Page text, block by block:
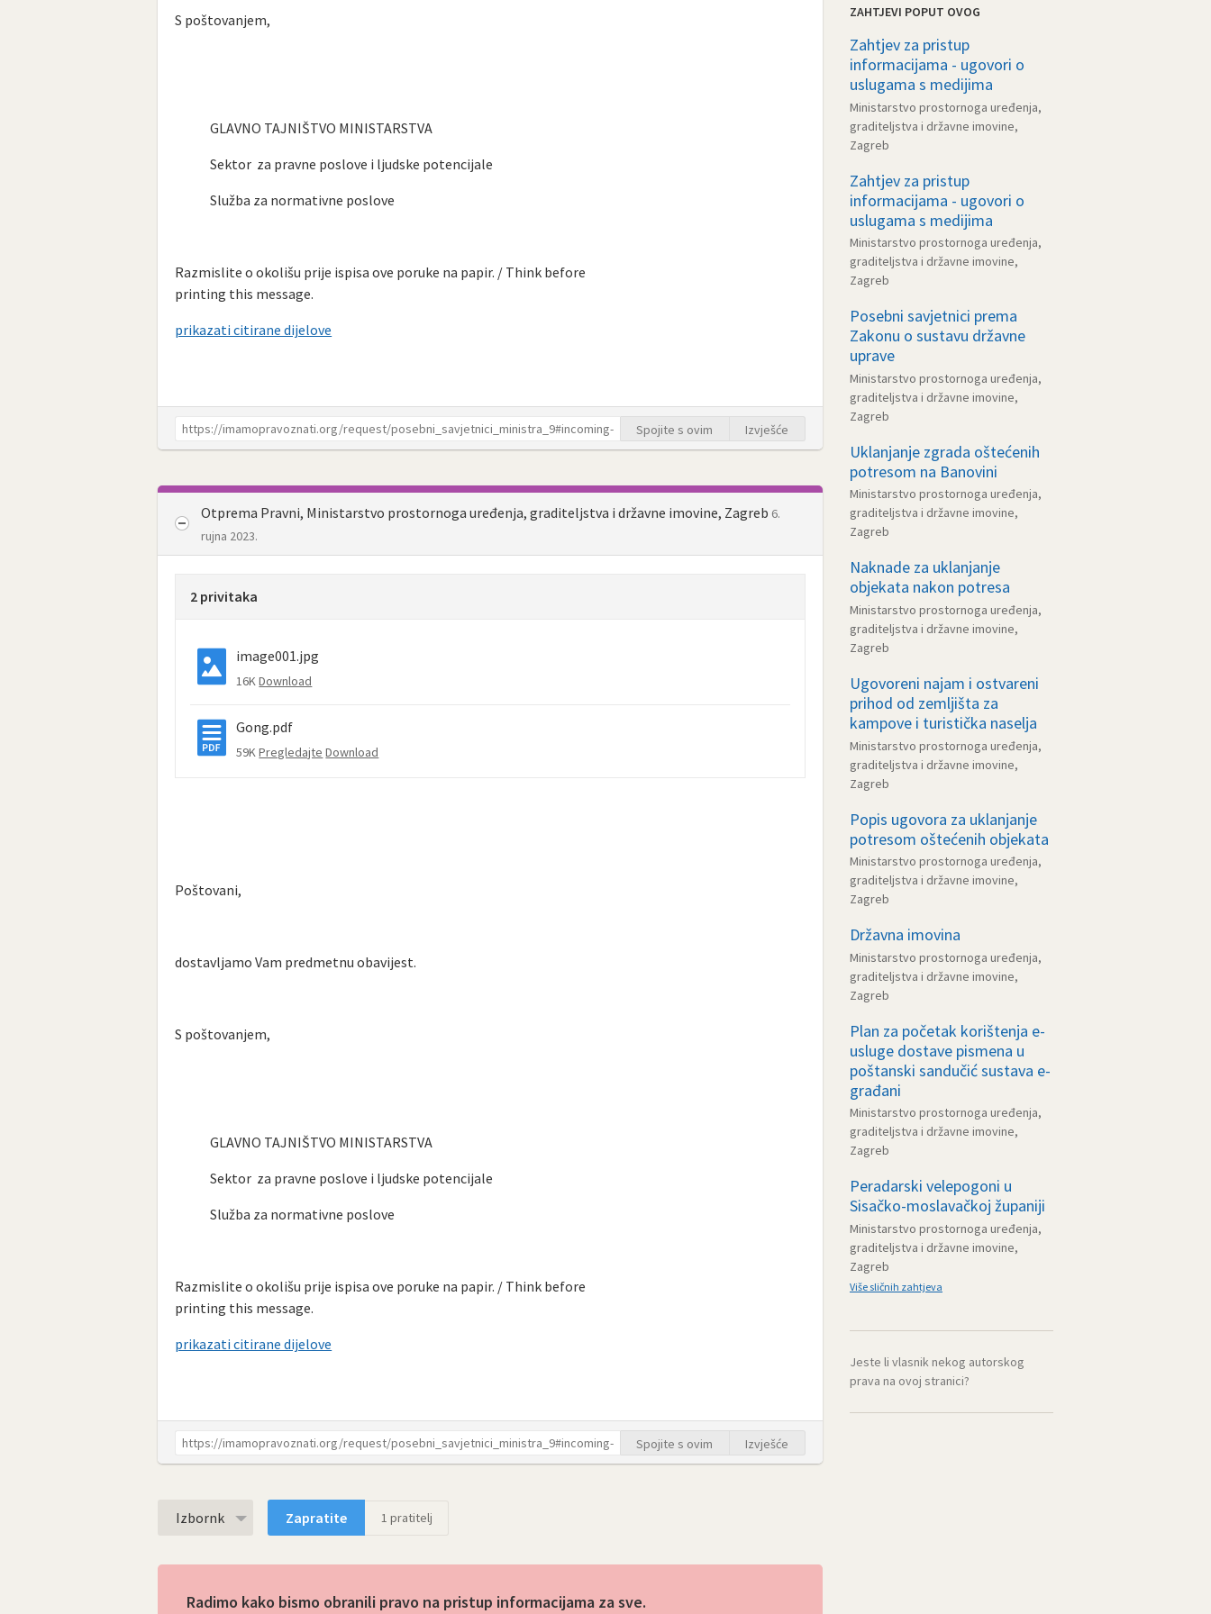
S poštovanjem,
GLAVNO TAJNIŠTVO MINISTARSTVA
Sektor za pravne poslove i ljudske potencijale
Služba za normativne poslove
Razmislite o okolišu prije ispisa ove poruke na papir. / Think before
printing this message.
prikazati citirane dijelove
Spojite s ovim Izvješće
Otprema Pravni, Ministarstvo prostornoga uređenja, graditeljstva i državne imovine, Zagreb 6.
rujna 2023.
2 privitaka
image001.jpg
16KDownload
Gong.pdf
59KPregledajte Download
Poštovani,
dostavljamo Vam predmetnu obavijest.
S poštovanjem,
GLAVNO TAJNIŠTVO MINISTARSTVA
Sektor za pravne poslove i ljudske potencijale
Služba za normativne poslove
Razmislite o okolišu prije ispisa ove poruke na papir. / Think before
printing this message.
prikazati citirane dijelove
Spojite s ovim Izvješće
Izbornk Zapratite 1 pratitelj
Radimo kako bismo obranili pravo na pristup informacijama za sve.
ZAHTJEVI POPUT OVOG
Zahtjev za pristup
informacijama - ugovori o
uslugama s medijima
Ministarstvo prostornoga uređenja,
graditeljstva i državne imovine,
Zagreb
Zahtjev za pristup
informacijama - ugovori o
uslugama s medijima
Ministarstvo prostornoga uređenja,
graditeljstva i državne imovine,
Zagreb
Posebni savjetnici prema
Zakonu o sustavu državne
uprave
Ministarstvo prostornoga uređenja,
graditeljstva i državne imovine,
Zagreb
Uklanjanje zgrada oštećenih
potresom na Banovini
Ministarstvo prostornoga uređenja,
graditeljstva i državne imovine,
Zagreb
Naknade za uklanjanje
objekata nakon potresa
Ministarstvo prostornoga uređenja,
graditeljstva i državne imovine,
Zagreb
Ugovoreni najam i ostvareni
prihod od zemljišta za
kampove i turistička naselja
Ministarstvo prostornoga uređenja,
graditeljstva i državne imovine,
Zagreb
Popis ugovora za uklanjanje
potresom oštećenih objekata
Ministarstvo prostornoga uređenja,
graditeljstva i državne imovine,
Zagreb
Državna imovina
Ministarstvo prostornoga uređenja,
graditeljstva i državne imovine,
Zagreb
Plan za početak korištenja e-
usluge dostave pismena u
poštanski sandučić sustava e-
građani
Ministarstvo prostornoga uređenja,
graditeljstva i državne imovine,
Zagreb
Peradarski velepogoni u
Sisačko-moslavačkoj županiji
Ministarstvo prostornoga uređenja,
graditeljstva i državne imovine,
Zagreb
Više sličnih zahtjeva
Jeste li vlasnik nekog autorskog
prava na ovoj stranici?